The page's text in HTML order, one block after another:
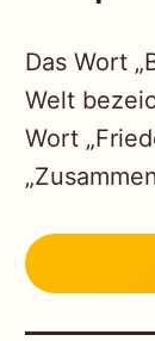
Das Wort
Welt
Wort